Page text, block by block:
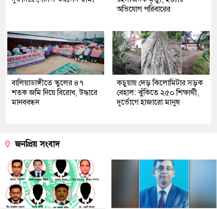
অভিযোগ পরিবারের
বালিয়াডাঙ্গীতে স্কুলের ৪৭
শতক জমি নিয়ে বিরোধ, উদ্ধারে
মানববন্ধন
কচুয়ায় দেড় কিলোমিটার সড়ক
বেহাল: ঝুঁকিতে ২৫০ শিক্ষার্থী,
দুর্ভোগে হাজারো মানুষ
জনপ্রিয় সংবাদ